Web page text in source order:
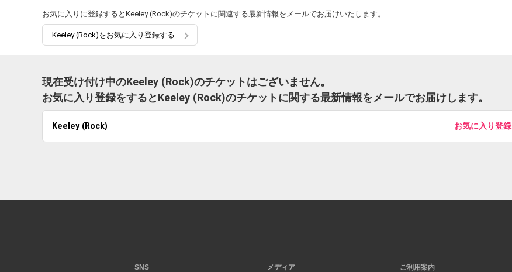
お気に入りに登録するとKeeley (Rock)のチケットに関連する最新情報をメールでお届けいたします。
Keeley (Rock)をお気に入り登録する
現在受け付け中のKeeley (Rock)のチケットはございません。
お気に入り登録をするとKeeley (Rock)のチケットに関する最新情報をメールでお届けします。
Keeley (Rock) お気に入り登録
SNS メディア ご利用案内